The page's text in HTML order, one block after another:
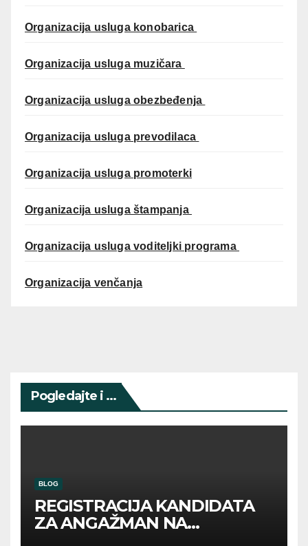
Organizacija usluga konobarica
Organizacija usluga muzičara
Organizacija usluga obezbeđenja
Organizacija usluga prevodilaca
Organizacija usluga promoterki
Organizacija usluga štampanja
Organizacija usluga voditeljki programa
Organizacija venčanja
Pogledajte i ...
BLOG
REGISTRACIJA KANDIDATA
ZA ANGAŽMAN NA